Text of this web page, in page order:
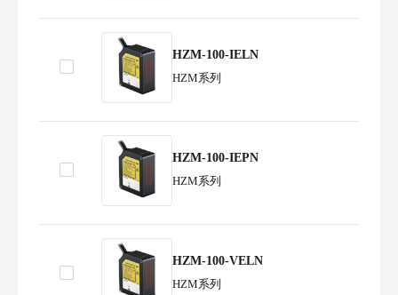
HZM-100-IELN
HZM系列
HZM-100-IEPN
HZM系列
HZM-100-VELN
HZM系列